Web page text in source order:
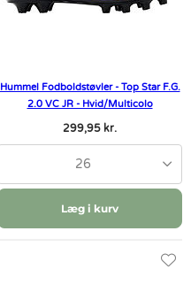
Hummel Fodboldstøvler - Top Star F.G.
2.0 VC JR - Hvid/Multicolo
299,95 kr.
26
Læg i kurv